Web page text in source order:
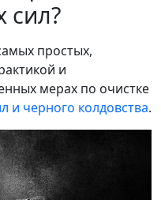
сил?
простых,
и
мерах по очистке
и черного колдовства.